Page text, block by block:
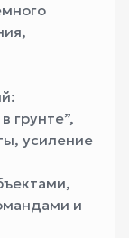
грунте”,
усиление
и